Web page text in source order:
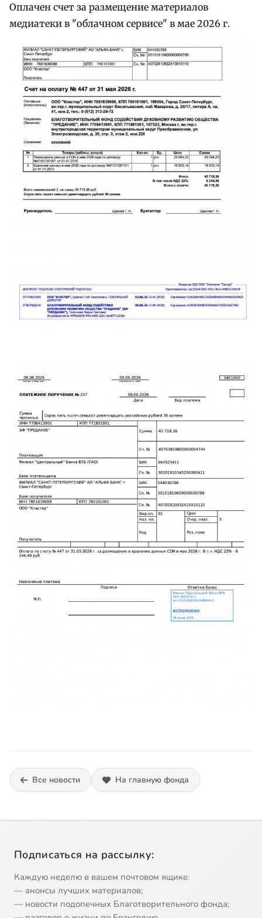
Оплачен счет за размещение материалов
медиатеки в "облачном сервисе" в мае 2026 г.
Все новости На главную фонда
Подписаться на рассылку:
Каждую неделю в вашем почтовом ящике:
— анонсы лучших материалов;
— новости подопечных Благотворительного фонда;